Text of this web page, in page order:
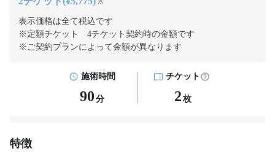
表示価格は全て税込です
※定額チケット 4チケット契約時の金額です
※ご契約プランによって金額が異なります
施術時間
90 分
チケット
2 枚
特徴